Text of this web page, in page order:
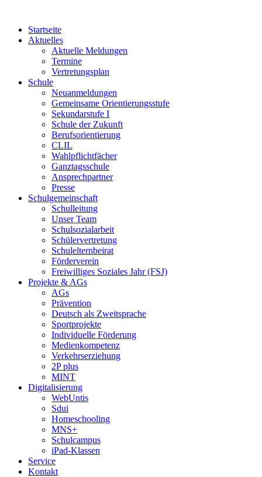
Startseite
Aktuelles
Aktuelle Meldungen
Termine
Vertretungsplan
Schule
Neuanmeldungen
Gemeinsame Orientierungsstufe
Sekundarstufe I
Schule der Zukunft
Berufsorientierung
CLIL
Wahlpflichtfächer
Ganztagsschule
Ansprechpartner
Presse
Schulgemeinschaft
Schulleitung
Unser Team
Schulsozialarbeit
Schülervertretung
Schulelternbeirat
Förderverein
Freiwilliges Soziales Jahr (FSJ)
Projekte & AGs
AGs
Prävention
Deutsch als Zweitsprache
Sportprojekte
Individuelle Förderung
Medienkompetenz
Verkehrserziehung
2P plus
MINT
Digitalisierung
WebUntis
Sdui
Homeschooling
MNS+
Schulcampus
iPad-Klassen
Service
Kontakt